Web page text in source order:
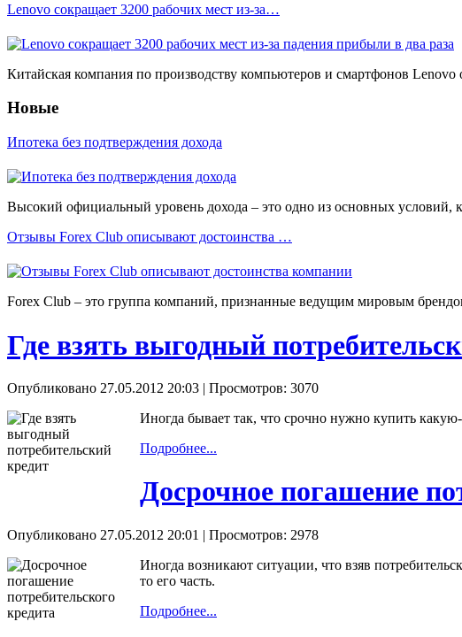
Lenovo сокращает 3200 рабочих мест из-за…
Китайская компания по производству компьютеров и смартфонов
Новые
Ипотека без подтверждения дохода
Высокий официальный уровень дохода – это одно из основных условий,
Отзывы Forex Сlub описывают достоинства …
Forex Сlub – это группа компаний, признанные ведущим мировым
Где взять выгодный
Опубликовано 27.05.2012 20:03 | Просмотров: 3070
Иногда бывает так, что срочно нужно купить
Подробнее...
Досрочное погашение
Опубликовано 27.05.2012 20:01 | Просмотров: 2978
Иногда возникают ситуации, что взяв
то его часть.
Подробнее...